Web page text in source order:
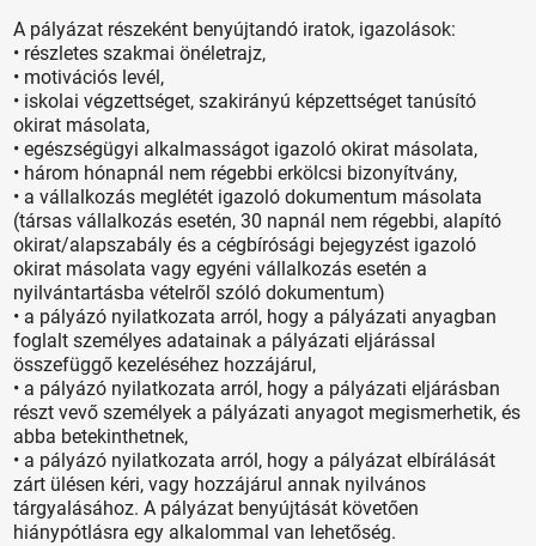
A pályázat részeként benyújtandó iratok, igazolások:
• részletes szakmai önéletrajz,
• motivációs levél,
• iskolai végzettséget, szakirányú képzettséget tanúsító
okirat másolata,
• egészségügyi alkalmasságot igazoló okirat másolata,
• három hónapnál nem régebbi erkölcsi bizonyítvány,
• a vállalkozás meglétét igazoló dokumentum másolata
(társas vállalkozás esetén, 30 napnál nem régebbi, alapító
okirat/alapszabály és a cégbírósági bejegyzést igazoló
okirat másolata vagy egyéni vállalkozás esetén a
nyilvántartásba vételről szóló dokumentum)
• a pályázó nyilatkozata arról, hogy a pályázati anyagban
foglalt személyes adatainak a pályázati eljárással
összefüggő kezeléséhez hozzájárul,
• a pályázó nyilatkozata arról, hogy a pályázati eljárásban
részt vevő személyek a pályázati anyagot megismerhetik, és
abba betekinthetnek,
• a pályázó nyilatkozata arról, hogy a pályázat elbírálását
zárt ülésen kéri, vagy hozzájárul annak nyilvános
tárgyalásához. A pályázat benyújtását követően
hiánypótlásra egy alkalommal van lehetőség.